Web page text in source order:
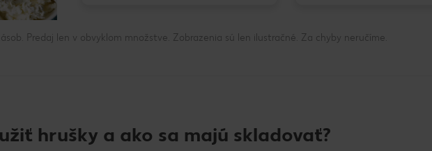
Predaj len v obvyklom množstve. Zobrazenia sú len ilustračné. Za chyby neručíme.
hrušky a ako sa majú skladovať?